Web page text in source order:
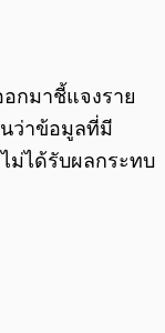
อกมาชี้แจงราย
ว่าข้อมูลที่มี
ม่ได้รับผลกระทบ